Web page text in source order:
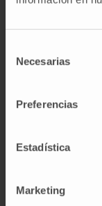
Necesarias
Preferencias
Estadística
Marketing
No ensino
pela
Navarra.
Ministrou
Cantábria,